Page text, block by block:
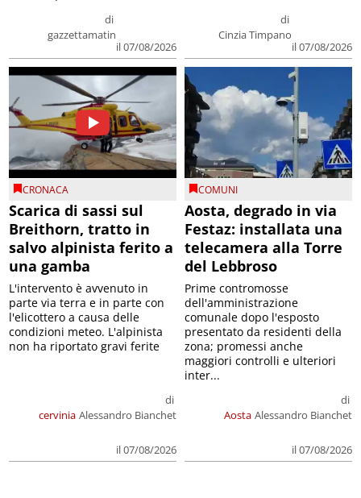
di
gazzettamatin
il 07/08/2026
di
Cinzia Timpano
il 07/08/2026
CRONACA
Scarica di sassi sul
Breithorn, tratto in
salvo alpinista ferito a
una gamba
cervinia
di
Alessandro Bianchet
il 07/08/2026
L'intervento è avvenuto in
parte via terra e in parte con
l'elicottero a causa delle
condizioni meteo. L'alpinista
non ha riportato gravi ferite
COMUNI
Aosta, degrado in via
Festaz: installata una
telecamera alla Torre
del Lebbroso
Aosta
di
Alessandro Bianchet
il 07/08/2026
Prime contromosse
dell'amministrazione
comunale dopo l'esposto
presentato da residenti della
zona; promessi anche
maggiori controlli e ulteriori
inter...